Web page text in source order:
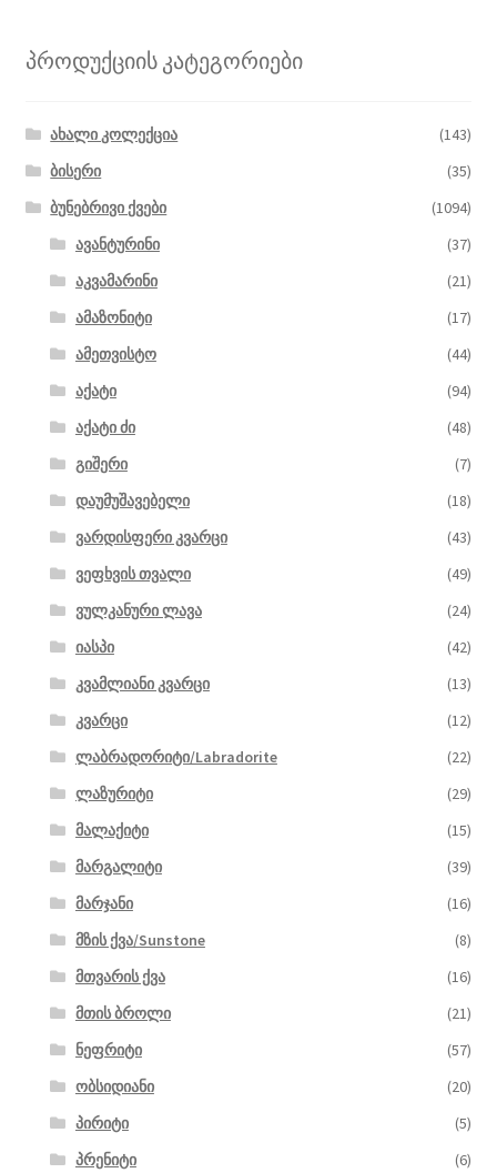
პროდუქციის კატეგორიები
ახალი კოლექცია
(143)
ბისერი
(35)
ბუნებრივი ქვები
(1094)
ავანტურინი
(37)
აკვამარინი
(21)
ამაზონიტი
(17)
ამეთვისტო
(44)
აქატი
(94)
აქატი ძი
(48)
გიშერი
(7)
დაუმუშავებელი
(18)
ვარდისფერი კვარცი
(43)
ვეფხვის თვალი
(49)
ვულკანური ლავა
(24)
იასპი
(42)
კვამლიანი კვარცი
(13)
კვარცი
(12)
ლაბრადორიტი/Labradorite
(22)
ლაზურიტი
(29)
მალაქიტი
(15)
მარგალიტი
(39)
მარჯანი
(16)
მზის ქვა/Sunstone
(8)
მთვარის ქვა
(16)
მთის ბროლი
(21)
ნეფრიტი
(57)
ობსიდიანი
(20)
პირიტი
(5)
პრენიტი
(6)